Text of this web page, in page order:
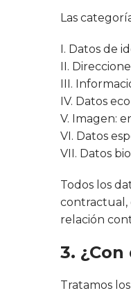
Las
I. Datos de
II.
III.
IV. Datos
V. Imagen:
VI. Datos
VII. Datos
Todos los
contractual,
relación
3.
Tratamos